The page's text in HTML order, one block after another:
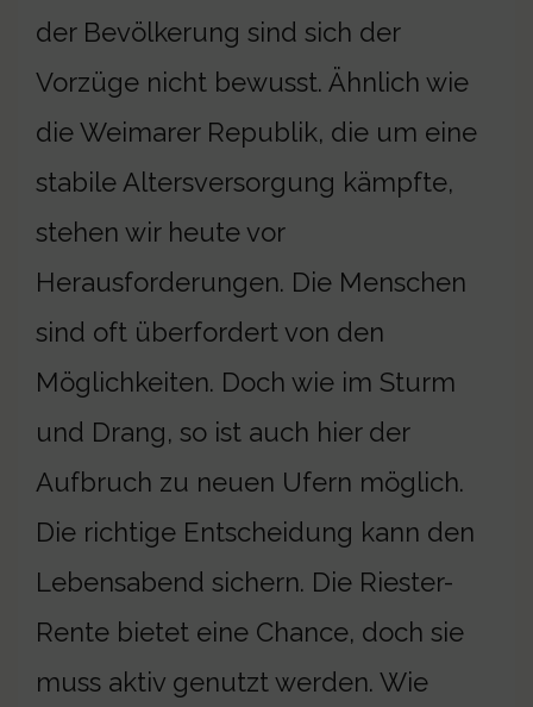
der Bevölkerung sind sich der
Vorzüge nicht bewusst. Ähnlich wie
die Weimarer Republik, die um eine
stabile Altersversorgung kämpfte,
stehen wir heute vor
Herausforderungen. Die Menschen
sind oft überfordert von den
Möglichkeiten. Doch wie im Sturm
und Drang, so ist auch hier der
Aufbruch zu neuen Ufern möglich.
Die richtige Entscheidung kann den
Lebensabend sichern. Die Riester-
Rente bietet eine Chance, doch sie
muss aktiv genutzt werden. Wie